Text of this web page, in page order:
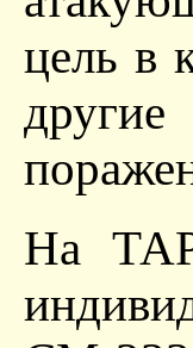
цель в
На